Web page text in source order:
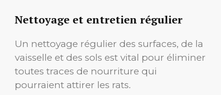
Nettoyage et entretien régulier
Un nettoyage régulier des surfaces, de la
vaisselle et des sols est vital pour éliminer
toutes traces de nourriture qui
pourraient attirer les rats.